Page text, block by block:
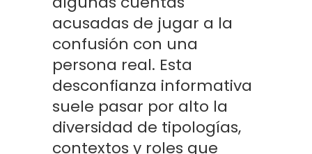
acusadas de jugar a la
confusión con una
persona real. Esta
desconfianza informativa
suele pasar por alto la
diversidad de tipologías,
contextos y roles que